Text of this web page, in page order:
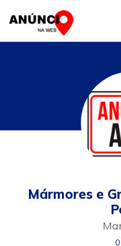
Mármores e